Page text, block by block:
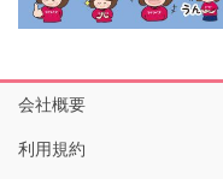
会社概要
利用規約